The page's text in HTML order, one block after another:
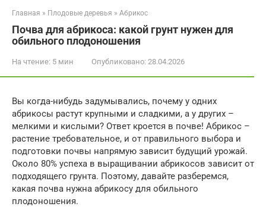
Главная » Плодовые деревья » Абрикос
Почва для абрикоса: какой грунт нужен для
обильного плодоношения
На чтение: 5 мин Опубликовано: 28.04.2026
Вы когда-нибудь задумывались, почему у одних
абрикосы растут крупными и сладкими, а у других –
мелкими и кислыми? Ответ кроется в почве! Абрикос –
растение требовательное, и от правильного выбора и
подготовки почвы напрямую зависит будущий урожай.
Около 80% успеха в выращивании абрикосов зависит от
подходящего грунта. Поэтому, давайте разберемся,
какая почва нужна абрикосу для обильного
плодоношения.